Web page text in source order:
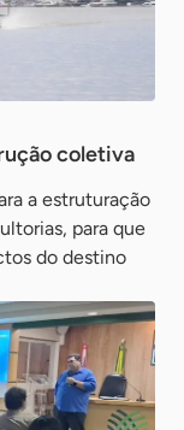
coletiva
a estruturação
para que
do destino